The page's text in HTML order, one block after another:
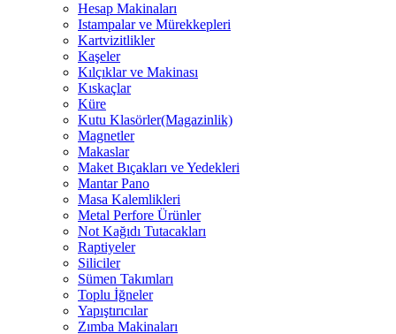
Hesap Makinaları
Istampalar ve Mürekkepleri
Kartvizitlikler
Kaşeler
Kılçıklar ve Makinası
Kıskaçlar
Küre
Kutu Klasörler(Magazinlik)
Magnetler
Makaslar
Maket Bıçakları ve Yedekleri
Mantar Pano
Masa Kalemlikleri
Metal Perfore Ürünler
Not Kağıdı Tutacakları
Raptiyeler
Siliciler
Sümen Takımları
Toplu İğneler
Yapıştırıcılar
Zımba Makinaları